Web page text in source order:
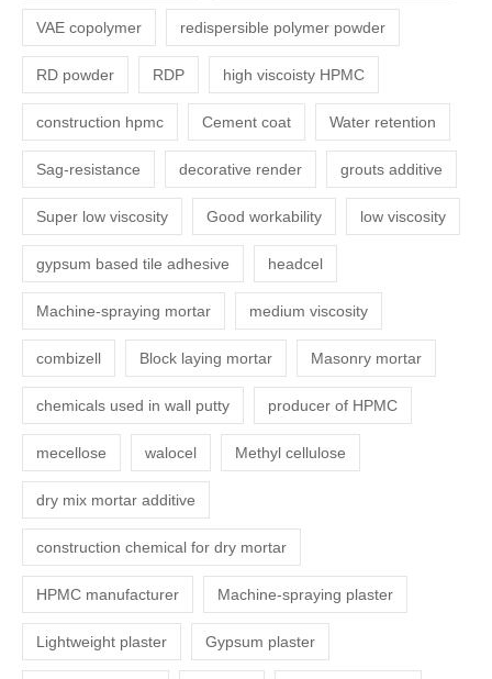
VAE copolymer redispersible polymer powder
RD powder RDP high viscoisty HPMC
construction hpmc Cement coat Water retention
Sag-resistance decorative render grouts additive
Super low viscosity Good workability low viscosity
gypsum based tile adhesive headcel
Machine-spraying mortar medium viscosity
combizell Block laying mortar Masonry mortar
chemicals used in wall putty producer of HPMC
mecellose walocel Methyl cellulose
dry mix mortar additive
construction chemical for dry mortar
HPMC manufacturer Machine-spraying plaster
Lightweight plaster Gypsum plaster